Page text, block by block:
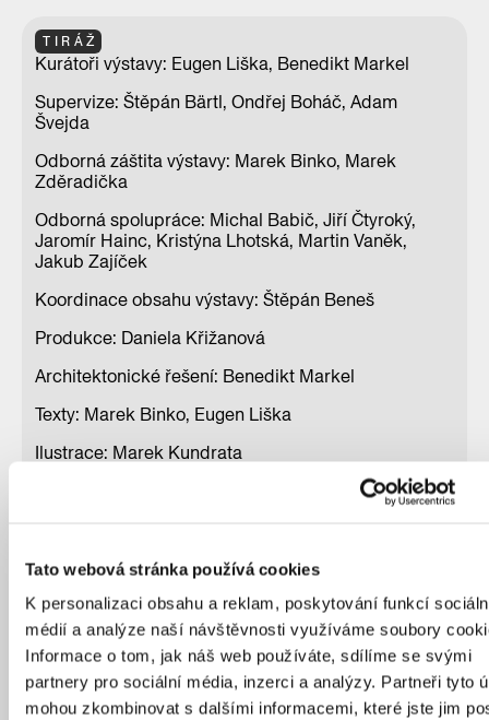
Tato webová stránka používá cookies
K personalizaci obsahu a reklam, poskytování funkcí
médií a analýze naší návštěvnosti využíváme soubory
Informace o tom, jak náš web používáte, sdílíme se svými
partnery pro sociální média, inzerci a analýzy. Partneři tyto
mohou zkombinovat s dalšími informacemi, které jste jim
TIRÁŽ
Kurátoři výstavy: Eugen Liška, Benedikt Markel
Supervize: Štěpán Bärtl, Ondřej Boháč, Adam
Švejda
Odborná záštita výstavy: Marek Binko, Marek
Zděradička
Odborná spolupráce: Michal Babič, Jiří Čtyroký,
Jaromír Hainc, Kristýna Lhotská, Martin Vaněk,
Jakub Zajíček
Koordinace obsahu výstavy: Štěpán Beneš
Produkce: Daniela Křižanová
Architektonické řešení: Benedikt Markel
Texty: Marek Binko, Eugen Liška
Ilustrace: Marek Kundrata
Andrej Kučera, Jan Netušil, Jiří Netušil, Luisa
Střih: Filip Liška
Hudba: Aid Kid, Tomáš Liška, Jakub Švejnar
Zvuk: Jakub Jurásek